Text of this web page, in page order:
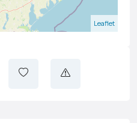
Leaflet